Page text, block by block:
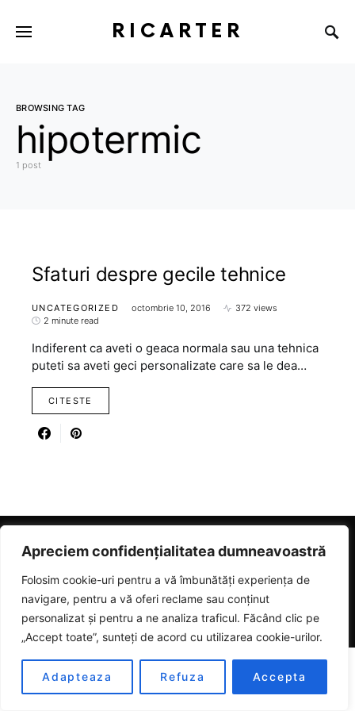
Apreciem confidențialitatea dumneavoastră
Folosim cookie-uri pentru a vă îmbunătăți experiența de
navigare, pentru a vă oferi reclame sau conținut
personalizat și pentru a ne analiza traficul. Făcând clic pe
„Accept toate”, sunteți de acord cu utilizarea cookie-urilor.
Adapteaza Refuza Accepta
RICARTER
BROWSING TAG
hipotermic
1 post
Sfaturi despre gecile tehnice
UNCATEGORIZED octombrie 10, 2016
372 views
2 minute read
Indiferent ca aveti o geaca normala sau una tehnica
puteti sa aveti geci personalizate care sa le dea…
CITESTE
RICARTER
Designed & Developed bySmartSeoPack.com